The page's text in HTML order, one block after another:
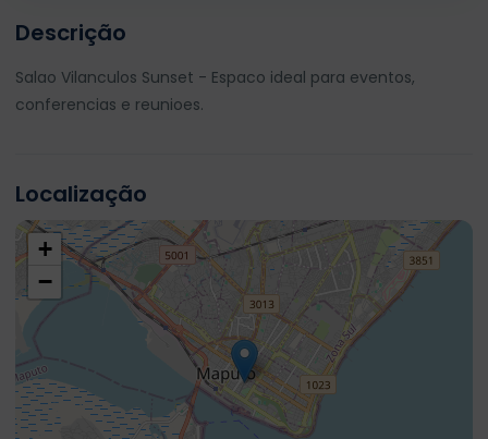
Descrição
Salao Vilanculos Sunset - Espaco ideal para eventos,
conferencias e reunioes.
Localização
+
−